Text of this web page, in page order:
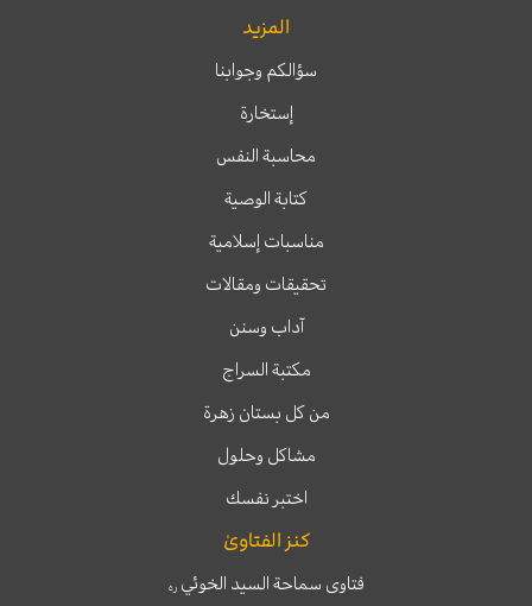
المزيد
سؤالكم وجوابنا
إستخارة
محاسبة النفس
كتابة الوصية
مناسبات إسلامية
تحقيقات ومقالات
آداب وسنن
مكتبة السراج
من كل بستان زهرة
مشاكل وحلول
اختبر نفسك
كنز الفتاوىٰ
فتاوى سماحة السيد الخوئيره